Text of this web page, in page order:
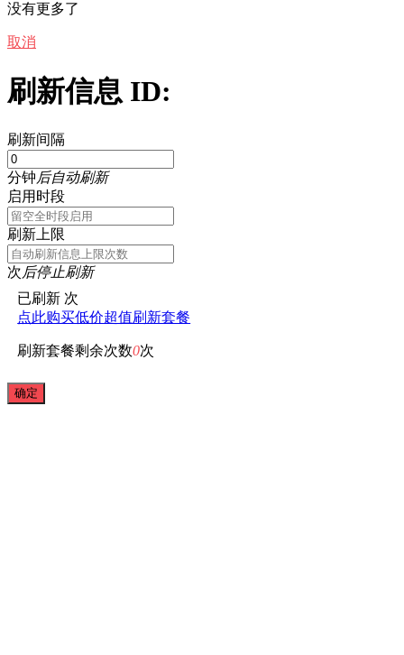
没有更多了
取消
刷新信息 ID:
刷新间隔
分钟后自动刷新
启用时段
刷新上限
次后停止刷新
已刷新 次
点此购买低价超值刷新套餐
刷新套餐剩余次数0次